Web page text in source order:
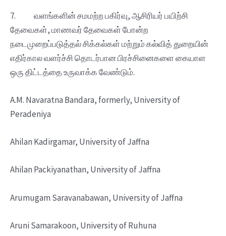
7. வளங்களின் சமமற்ற பகிர்வு, ஆசிரியர் பயிற்சி
தேவைகள், மாணவர் தேவைகள் போன்ற
நடைமுறைப்படுத்தல் சிக்கல்கள் மற்றும் கல்வித் துறையின்
எதிர்கால வளர்ச்சி தொடர்பான பிரச்சினைகளை கையாள
ஒரு திட்டத்தை உருவாக்க வேண்டும்.
A.M. Navaratna Bandara, formerly, University of
Peradeniya
Ahilan Kadirgamar, University of Jaffna
Ahilan Packiyanathan, University of Jaffna
Arumugam Saravanabawan, University of Jaffna
Aruni Samarakoon, University of Ruhuna